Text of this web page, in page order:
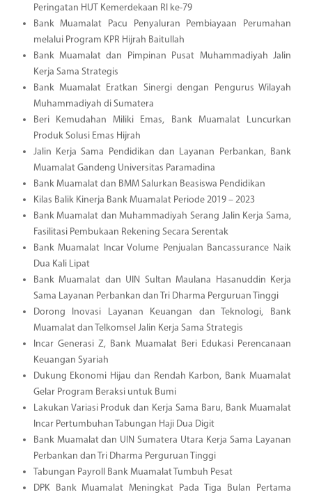
Peringatan HUT Kemerdekaan RI ke-79
Bank Muamalat Pacu Penyaluran Pembiayaan Perumahan
melalui Program KPR Hijrah Baitullah
Bank Muamalat dan Pimpinan Pusat Muhammadiyah Jalin
Kerja Sama Strategis
Bank Muamalat Eratkan Sinergi dengan Pengurus Wilayah
Muhammadiyah di Sumatera
Beri Kemudahan Miliki Emas, Bank Muamalat Luncurkan
Produk Solusi Emas Hijrah
Jalin Kerja Sama Pendidikan dan Layanan Perbankan, Bank
Muamalat Gandeng Universitas Paramadina
Bank Muamalat dan BMM Salurkan Beasiswa Pendidikan
Kilas Balik Kinerja Bank Muamalat Periode 2019 – 2023
Bank Muamalat dan Muhammadiyah Serang Jalin Kerja Sama,
Fasilitasi Pembukaan Rekening Secara Serentak
Bank Muamalat Incar Volume Penjualan Bancassurance Naik
Dua Kali Lipat
Bank Muamalat dan UIN Sultan Maulana Hasanuddin Kerja
Sama Layanan Perbankan dan Tri Dharma Perguruan Tinggi
Dorong Inovasi Layanan Keuangan dan Teknologi, Bank
Muamalat dan Telkomsel Jalin Kerja Sama Strategis
Incar Generasi Z, Bank Muamalat Beri Edukasi Perencanaan
Keuangan Syariah
Dukung Ekonomi Hijau dan Rendah Karbon, Bank Muamalat
Gelar Program Beraksi untuk Bumi
Lakukan Variasi Produk dan Kerja Sama Baru, Bank Muamalat
Incar Pertumbuhan Tabungan Haji Dua Digit
Bank Muamalat dan UIN Sumatera Utara Kerja Sama Layanan
Perbankan dan Tri Dharma Perguruan Tinggi
Tabungan Payroll Bank Muamalat Tumbuh Pesat
DPK Bank Muamalat Meningkat Pada Tiga Bulan Pertama